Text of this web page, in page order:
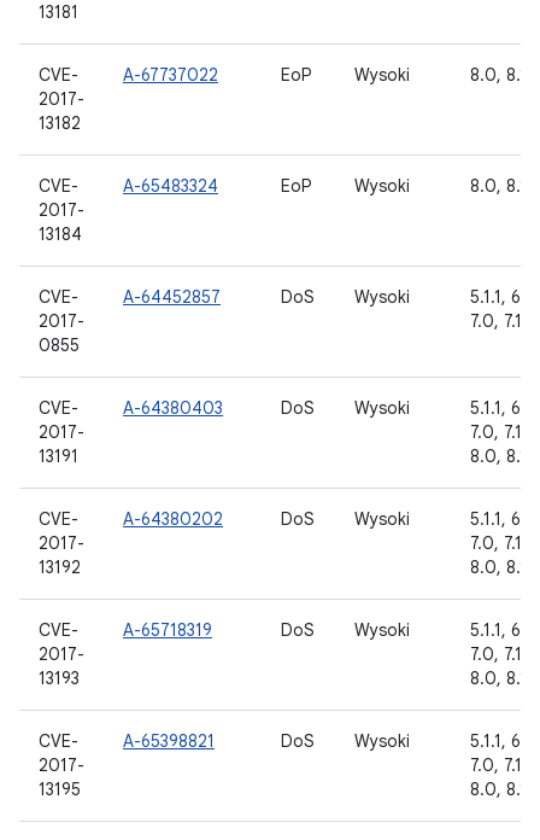
13181
CVE-
2017-
13182
A-67737022 EoP Wysoki 8.0, 8.1
CVE-
2017-
13184
A-65483324 EoP Wysoki 8.0, 8.1
CVE-
2017-
0855
A-64452857 DoS Wysoki
5.1.1,
7.0,
CVE-
2017-
13191
A-64380403 DoS Wysoki
5.1.1,
7.0,
8.0, 8.1
CVE-
2017-
13192
A-64380202 DoS Wysoki
5.1.1,
7.0,
8.0, 8.1
CVE-
2017-
13193
A-65718319 DoS Wysoki
5.1.1,
7.0,
8.0, 8.1
CVE-
2017-
13195
A-65398821 DoS Wysoki
5.1.1,
7.0,
8.0, 8.1